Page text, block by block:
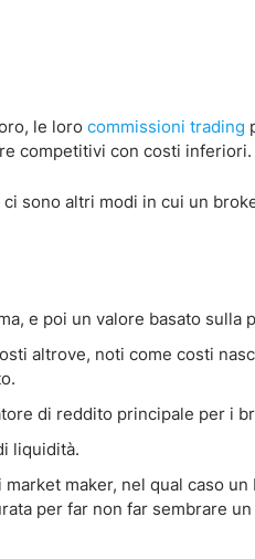
le loro commissioni trading
competitivi con costi inferiori.
sono altri modi in cui un
e poi un valore basato sulla
altrove, noti come costi
di reddito principale per i
liquidità.
maker, nel qual caso un
per far non far sembrare